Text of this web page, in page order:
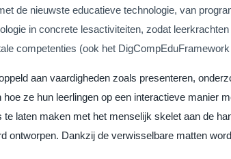
de nieuwste educatieve technologie, van
in concrete lesactiviteiten, zodat
competenties (ook het
aan vaardigheden zoals presenteren,
ze hun leerlingen op een interactieve manier
laten maken met het menselijk skelet aan de
Dankzij de verwisselbare matten